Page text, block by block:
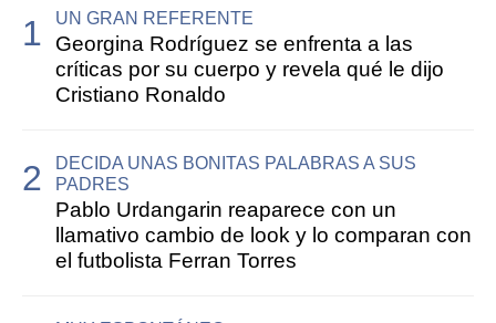
UN GRAN REFERENTE
Georgina Rodríguez se enfrenta a las
críticas por su cuerpo y revela qué le dijo
Cristiano Ronaldo
DECIDA UNAS BONITAS PALABRAS A SUS
PADRES
Pablo Urdangarin reaparece con un
llamativo cambio de look y lo comparan con
el futbolista Ferran Torres